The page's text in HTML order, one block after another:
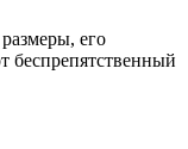
его
беспрепятственный